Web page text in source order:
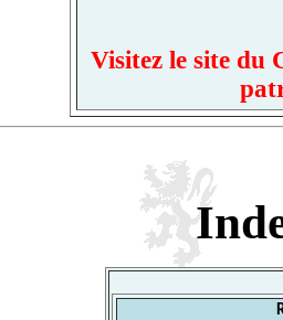
Visitez le site du